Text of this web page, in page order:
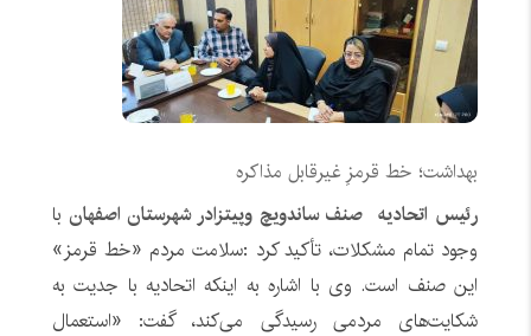
بهداشت؛ خط قرمزِ غیرقابل مذاکره
رئیس اتحادیه صنف ساندویچ وپیتزادر شهرستان اصفهان با
وجود تمام مشکلات، تأکید کرد :سلامت مردم «خط قرمز»
این صنف است. وی با اشاره به اینکه اتحادیه با جدیت به
شکایت‌های مردمی رسیدگی می‌کند، گفت: «استعمال